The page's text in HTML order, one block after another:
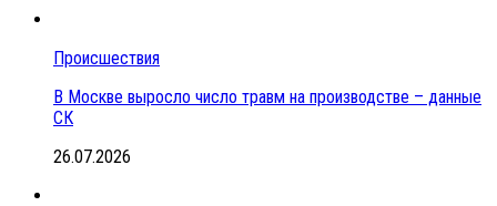
Происшествия
В Москве выросло число травм на производстве – данные
СК
26.07.2026